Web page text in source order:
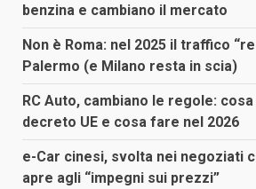
benzina e cambiano il mercato
Non è Roma: nel 2025 il traffico
Palermo (e Milano resta in scia)
RC Auto, cambiano le regole:
decreto UE e cosa fare nel 2026
e-Car cinesi, svolta nei negoziati
apre agli “impegni sui prezzi”